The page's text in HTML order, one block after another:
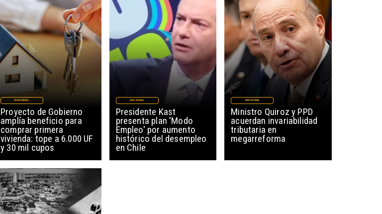
Proyecto de Gobierno
amplía beneficio para
comprar primera
vivienda: tope a 6.000 UF
y 30 mil cupos
NACIONAL
Presidente Kast
presenta plan 'Modo
Empleo' por aumento
histórico del desempleo
en Chile
NACIONAL
Ministro Quiroz y PPD
acuerdan invariabilidad
tributaria en
megarreforma
NACIONAL